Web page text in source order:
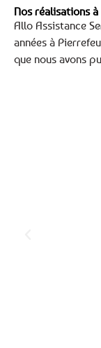
Nos réalisations
Allo Assistance
années à
que nous avons